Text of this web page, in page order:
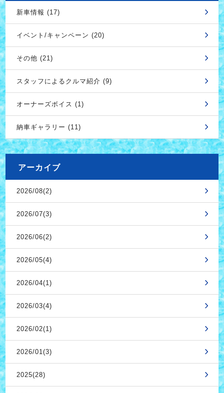
新車情報 (17)
イベント/キャンペーン (20)
その他 (21)
スタッフによるクルマ紹介 (9)
オーナーズボイス (1)
納車ギャラリー (11)
アーカイブ
2026/08(2)
2026/07(3)
2026/06(2)
2026/05(4)
2026/04(1)
2026/03(4)
2026/02(1)
2026/01(3)
2025(28)